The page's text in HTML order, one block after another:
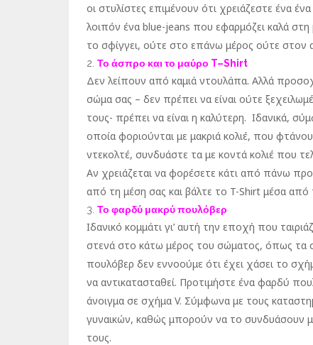
οι στυλίστες επιμένουν ότι χρειάζεστε ένα
λοιπόν ένα blue-jeans που εφαρμόζει καλά
το σφίγγει, ούτε στο επάνω μέρος ούτε στον
Το άσπρο και το μαύρο T–Shirt
Δεν λείπουν από καμιά ντουλάπα. Αλλά
σώμα σας – δεν πρέπει να είναι ούτε
τους- πρέπει να είναι η καλύτερη. Ιδανικά,
οποία φοριούνται με μακριά κολιέ, που
ντεκολτέ, συνδυάστε τα με κοντά κολιέ που
Αν χρειάζεται να φορέσετε κάτι από πάνω
από τη μέση σας και βάλτε το T-Shirt μέσα από
Το φαρδύ μακρύ πουλόβερ
Ιδανικό κομμάτι γι’ αυτή την εποχή που
στενά στο κάτω μέρος του σώματος, όπως τα
πουλόβερ δεν εννοούμε ότι έχει χάσει το
να αντικατασταθεί. Προτιμήστε ένα φαρδύ
άνοιγμα σε σχήμα V. Σύμφωνα με τους
γυναικών, καθώς μπορούν να το συνδυάσουν
τους.